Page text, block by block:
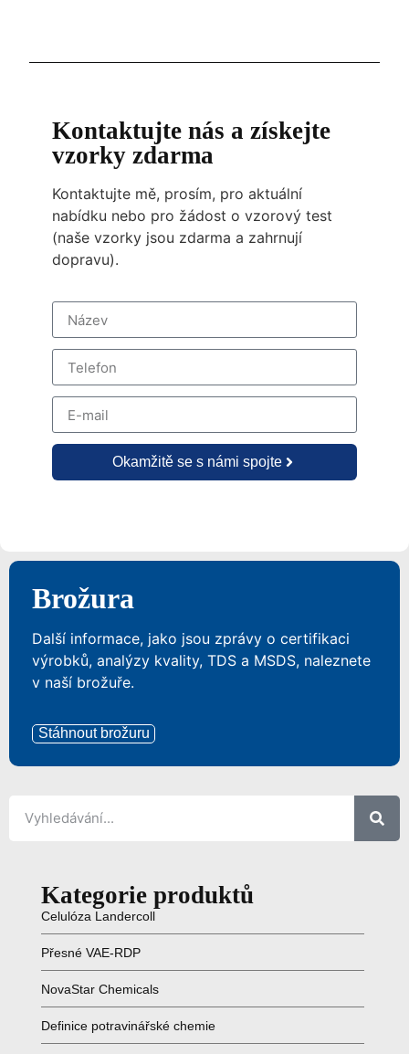
Kontaktujte nás a získejte
vzorky zdarma
Kontaktujte mě, prosím, pro aktuální
nabídku nebo pro žádost o vzorový test
(naše vzorky jsou zdarma a zahrnují
dopravu).
Okamžitě se s námi spojte
Brožura
Další informace, jako jsou zprávy o certifikaci
výrobků, analýzy kvality, TDS a MSDS, naleznete
v naší brožuře.
Stáhnout brožuru
Kategorie produktů
Celulóza Landercoll
Přesné VAE-RDP
NovaStar Chemicals
Definice potravinářské chemie